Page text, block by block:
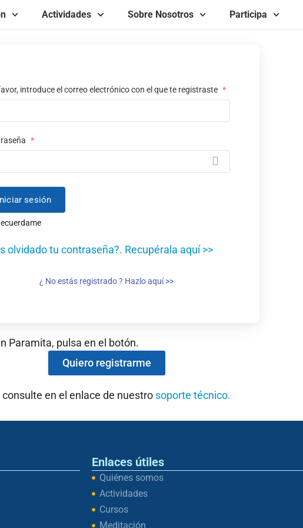
Actividades Sobre Nosotros Participa
introduce el correo electrónico con el que te registraste *
*
olvidado tu contraseña?. Recupérala aquí >>
¿ No estás registrado ? Hazlo aquí >>
Paramita, pulsa en el botón.
Quiero registrarme
en el enlace de nuestro soporte técnico.
Enlaces útiles
Quiénes somos
Actividades
Cursos
Meditación